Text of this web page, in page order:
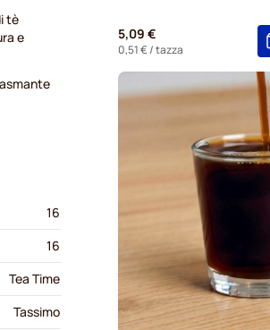
5,09 €
0,51 €/ tazza
tè
e
16
16
Tea Time
Tassimo